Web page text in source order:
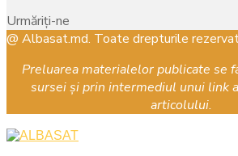
Urmăriți-ne
Facebook
Instagram
Youtube
@ Albasat.md. Toate drepturile
Preluarea materialelor publicate se
sursei și prin intermediul unui link
articolului.